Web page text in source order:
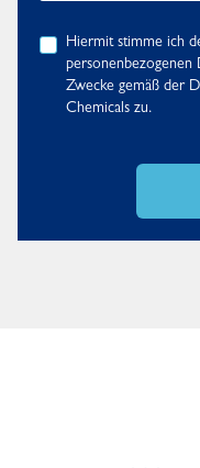
Hiermit stimme ich
personenbezogenen
Zwecke gemäß der
Chemicals zu.